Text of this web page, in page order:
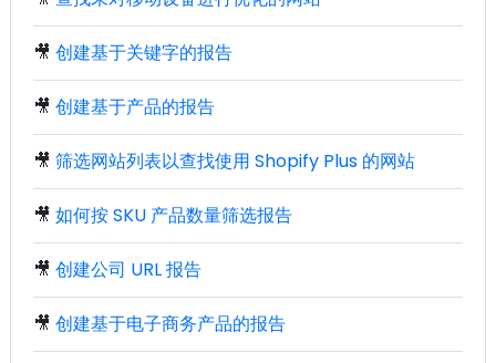
🎥 创建基于关键字的报告
🎥 创建基于产品的报告
🎥 筛选网站列表以查找使用 Shopify Plus 的网站
🎥 如何按 SKU 产品数量筛选报告
🎥 创建公司 URL 报告
🎥 创建基于电子商务产品的报告